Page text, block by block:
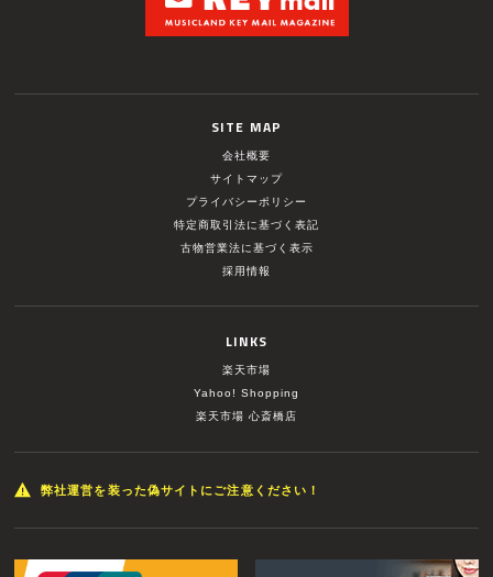
SITE MAP
会社概要
サイトマップ
プライバシーポリシー
特定商取引法に基づく表記
古物営業法に基づく表示
採用情報
LINKS
楽天市場
Yahoo! Shopping
楽天市場 心斎橋店
弊社運営を装った偽サイトにご注意ください！